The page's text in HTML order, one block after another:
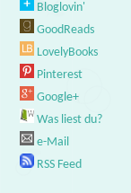
Bloglovin'
GoodReads
LovelyBooks
Pinterest
Google+
Was liest du?
e-Mail
RSS Feed